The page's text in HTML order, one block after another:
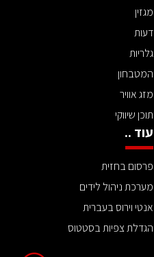
מגזין
דעות
גלריות
המטבחון
מזג אוויר
תוכן שיווקי
עוד ..
פרסום בחזית
מערכת ניהול לידים
אנטי וירוס בעברית
הגדלת צפיות בסטטוס